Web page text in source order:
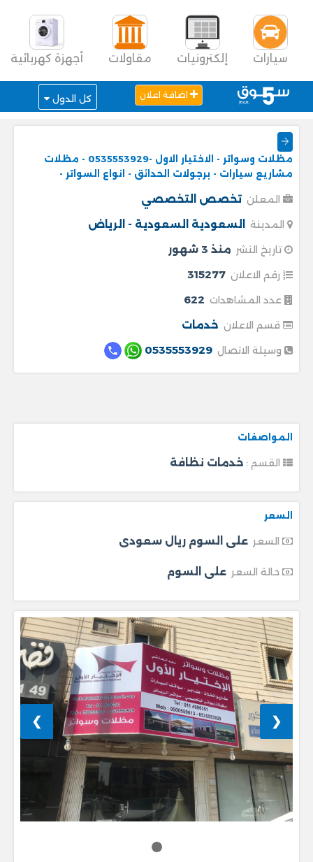
سيارات إلكترونيات مقاولات أجهزة كهربائية
اضافة اعلان كل الدول
مظلات وسواتر - الاختيار الاول -0535553929 - مظلات
مشاريع سيارات - برجولات الحدائق - انواع السواتر -
المعلن تخصص التخصصي
المدينة السعودية السعودية - الرياض
تاريخ النشر منذ 3 شهور
رقم الاعلان 315277
عدد المشاهدات 622
قسم الاعلان خدمات
وسيلة الاتصال 0535553929
المواصفات
خدمات نظافة
السعر
السعر على السوم ريال سعودى
حالة السعر على السوم
❮
❯